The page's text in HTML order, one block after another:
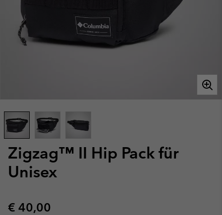
Zigzag™ II Hip Pack für
Unisex
Regular price:
€ 40,00